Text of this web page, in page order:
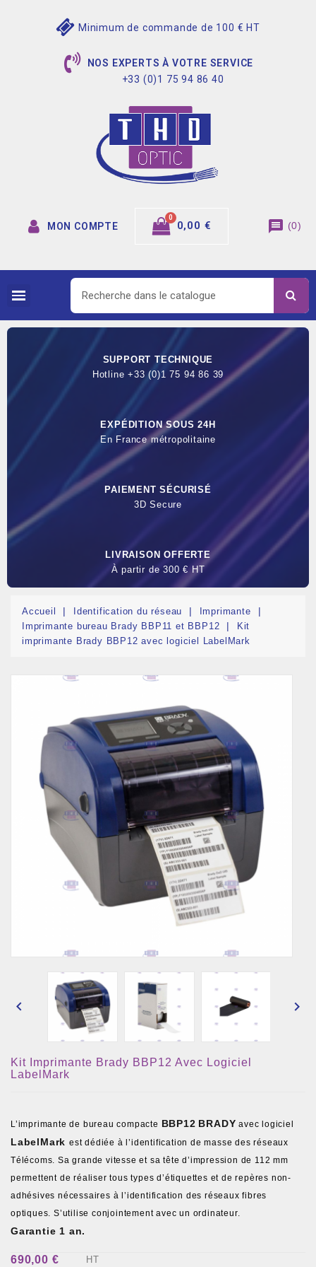
Minimum de commande de 100 € HT
NOS EXPERTS À VOTRE SERVICE
+33 (0)1 75 94 86 40
MON COMPTE 0,00 € message (0)
SUPPORT TECHNIQUE
Hotline +33 (0)1 75 94 86 39
EXPÉDITION SOUS 24H
En France métropolitaine
PAIEMENT SÉCURISÉ
3D Secure
LIVRAISON OFFERTE
À partir de 300 € HT
Accueil Identification du réseau
Imprimante
Imprimante bureau Brady BBP11 et BBP12
Kit
imprimante Brady BBP12 avec logiciel LabelMark
 
Kit Imprimante Brady BBP12 Avec Logiciel
LabelMark
L’imprimante de bureau compacte BBP12 BRADY avec logiciel
LabelMark est dédiée à l’identification de masse des réseaux
Télécoms. Sa grande vitesse et sa tête d’impression de 112 mm
permettent de réaliser tous types d’étiquettes et de repères non-
adhésives nécessaires à l’identification des réseaux fibres
optiques. S’utilise conjointement avec un ordinateur.
Garantie 1 an.
690,00 € HT